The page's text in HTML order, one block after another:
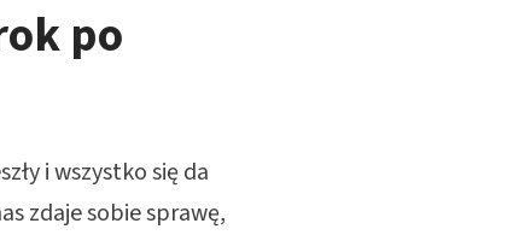
po
i wszystko się da
zdaje sobie sprawę,